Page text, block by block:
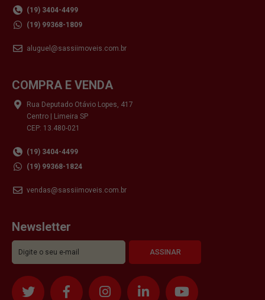
(19) 3404-4499
(19) 99368-1809
aluguel@sassiimoveis.com.br
COMPRA E VENDA
Rua Deputado Otávio Lopes, 417
Centro | Limeira SP
CEP: 13.480-021
(19) 3404-4499
(19) 99368-1824
vendas@sassiimoveis.com.br
Newsletter